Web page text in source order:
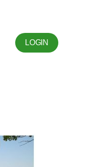
LOGIN